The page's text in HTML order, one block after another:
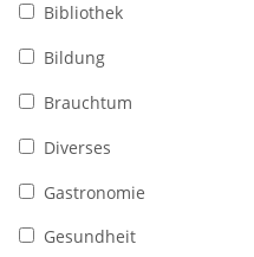
Bibliothek
Bildung
Brauchtum
Diverses
Gastronomie
Gesundheit